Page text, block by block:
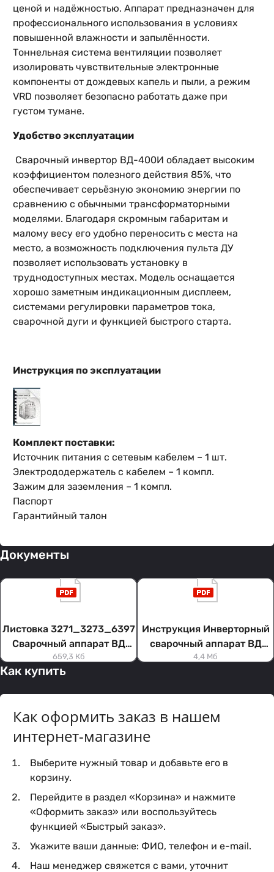
ценой и надёжностью. Аппарат предназначен для
профессионального использования в условиях
повышенной влажности и запылённости.
Тоннельная система вентиляции позволяет
изолировать чувствительные электронные
компоненты от дождевых капель и пыли, а режим
VRD позволяет безопасно работать даже при
густом тумане.
Удобство эксплуатации
Сварочный инвертор ВД-400И обладает высоким
коэффициентом полезного действия 85%, что
обеспечивает серьёзную экономию энергии по
сравнению с обычными трансформаторными
моделями. Благодаря скромным габаритам и
малому весу его удобно переносить с места на
место, а возможность подключения пульта ДУ
позволяет использовать установку в
труднодоступных местах. Модель оснащается
хорошо заметным индикационным дисплеем,
системами регулировки параметров тока,
сварочной дуги и функцией быстрого старта.
Инструкция по эксплуатации
Комплект поставки:
Источник питания с сетевым кабелем – 1 шт.
Электрододержатель с кабелем – 1 компл.
Зажим для заземления – 1 компл.
Паспорт
Гарантийный талон
Документы
Листовка 3271_3273_6397
Cварочный аппарат ВД
306И_400И_500И
659,3 Кб
Инструкция Инверторный
сварочный аппарат ВД
306И, 400И, 500И
4,4 Мб
Как купить
Как оформить заказ в нашем
интернет-магазине
Выберите нужный товар и добавьте его в
корзину.
Перейдите в раздел «Корзина» и нажмите
«Оформить заказ» или воспользуйтесь
функцией «Быстрый заказ».
Укажите ваши данные: ФИО, телефон и e-mail.
Наш менеджер свяжется с вами, уточнит